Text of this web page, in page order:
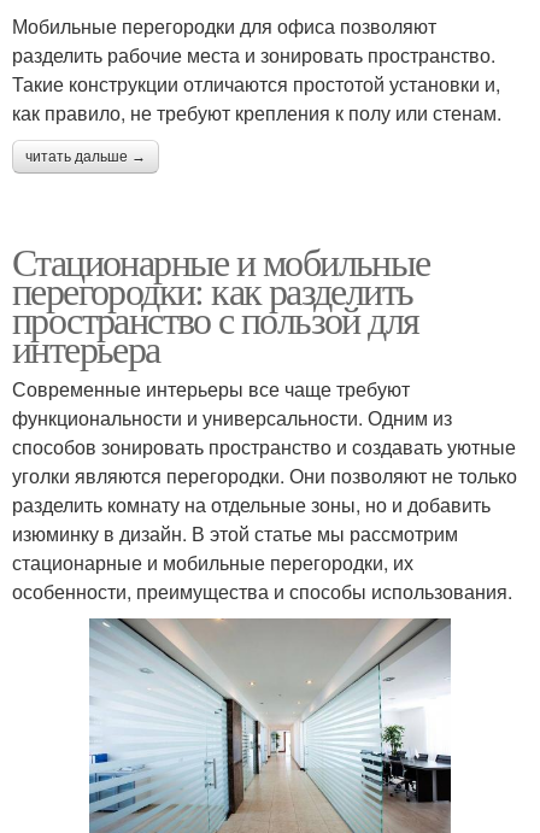
Мобильные перегородки для офиса позволяют
разделить рабочие места и зонировать пространство.
Такие конструкции отличаются простотой установки и,
как правило, не требуют крепления к полу или стенам.
читать дальше →
Стационарные и мобильные
перегородки: как разделить
пространство с пользой для
интерьера
Современные интерьеры все чаще требуют
функциональности и универсальности. Одним из
способов зонировать пространство и создавать уютные
уголки являются перегородки. Они позволяют не только
разделить комнату на отдельные зоны, но и добавить
изюминку в дизайн. В этой статье мы рассмотрим
стационарные и мобильные перегородки, их
особенности, преимущества и способы использования.